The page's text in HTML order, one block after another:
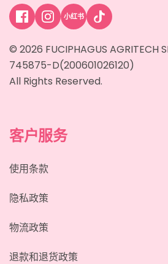
小红书
© 2026 FUCIPHAGUS AGRITECH
745875-D(200601026120)
All Rights Reserved.
客户服务
使用条款
隐私政策
物流政策
退款和退货政策